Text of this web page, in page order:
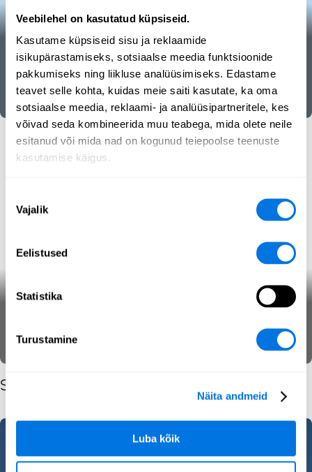
Veebilehel on kasutatud küpsiseid.
Kasutame küpsiseid sisu ja reklaamide
isikupärastamiseks, sotsiaalse meedia funktsioonide
pakkumiseks ning liikluse analüüsimiseks. Edastame
teavet selle kohta, kuidas meie saiti kasutate, ka oma
sotsiaalse meedia, reklaami- ja analüüsipartneritele, kes
võivad seda kombineerida muu teabega, mida olete neile
esitanud või mida nad on kogunud teiepoolse teenuste
kasutamise käigus.
valik
Vajalik
Eelistused
Statistika
Turustamine
Näita andmeid
Luba kõik
Küberturvalisuse mäng Spoofy
Küberhügieen
Lapsevanemate kasvatamine internetis
Meediapädevus
Mäng Game
Küberhügieen
Seotud postitused sisu tüübi järgi